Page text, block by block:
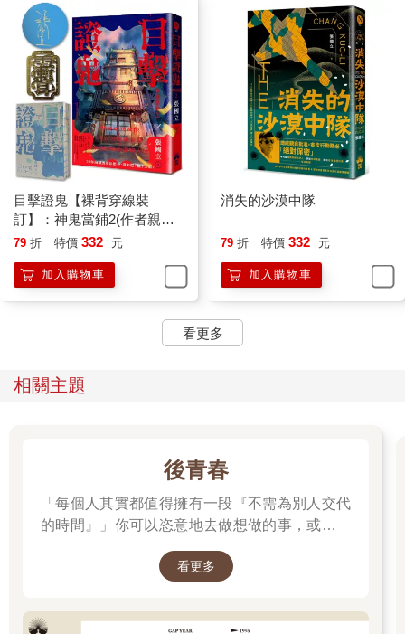
我剛通過外語領隊的考試，在上課期間得到一個啟示，領隊必須
有晴天的個性，遇事絕對用樂觀的態度去解決，若是個性有點陰
天，團員──尤其是行李員──就得發揮「太好了」的本領，才能
逢凶化吉，普天同慶。
舉例來說，某天在洞爺湖畔誤了巴士，接下來趕不上火車，就不
能即時抵達室蘭，也許著名的地球岬因而刮起狂風暴雨，當地所
有旅館拒絕營業，然後觀光客便飢寒交迫流落於天涯海角。下班
巴士要兩個小時之後，恰好往相反方向的巴士來了，這時張行李
員覺得有巴士就該上，拉著領隊登上車後，因計畫生變而迷失的
趙領隊仔細研究巴士路線圖，她陰沉著臉說，中間有一點叫作
「伊達紋別?」，看起來像是火車站，何不在那站下車換火車？
張行李員連巴士圖也不用看，直覺反應地回答，太好了。
這樣你們了吧。
再如住進稚內宗谷岬的小民宿，但聽得整夜海風颼颼叫，吹得窗
深更半夜不管小偷或惡鬼發神經病才會想在零下十一度的溫度裡
趙領隊又說，好像是一頭鹿。張行李員再翻個身說，太好了。
到了接近俄羅斯北方四國的根室半島，坐著幾乎無人的巴士穿過
凍原抵達納沙布岬，才下車站在站牌前便幾乎有凍成冰棒的感
該往海邊走。張行李員什麼也沒說，提起腳就走。半小時後被海
風吹得臉上發痛，而所有餐廳小店都沒開門，想喝碗紅豆湯都不
張行李員──對了，張行李員照樣說，太好了。
目擊證鬼【裸背穿線裝
訂】：神鬼當鋪2(作者親簽
＋雨漸耳金屬書籤)
79 折 特價 332 元
加入購物車
消失的沙漠中隊
79 折 特價 332 元
加入購物車
看更多
相關主題
後青春
「每個人其實都值得擁有一段『不需為別人交代
的時間』」你可以恣意地去做想做的事，或是什
看更多